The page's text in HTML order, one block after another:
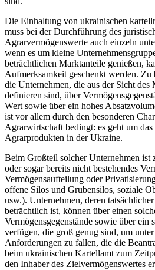
Die Einhaltung von ukrainischen
muss bei der Durchführung des
Agrarvermögenswerte auch einzeln
wenn es um kleine
beträchtlichen Marktanteile genießen,
Aufmerksamkeit geschenkt werden. Zu
die Unternehmen, die aus der Sicht des
definieren sind, über
Wert sowie über ein hohes
ist vor allem durch den besonderen
Agrarwirtschaft bedingt: es geht um
Agrarprodukten in der Ukraine.
Beim Großteil solcher Unternehmen ist
oder sogar bereits nicht bestehendes
Vermögensaufteilung oder
offene Silos und Grubensilos, soziale
usw.). Unternehmen, deren
beträchtlich ist, können über einen
Vermögensgegenstände sowie über ein
verfügen, die groß genug sind, um
Anforderungen zu fallen, die die
beim ukrainischen Kartellamt zum
den Inhaber des Zielvermögenswertes